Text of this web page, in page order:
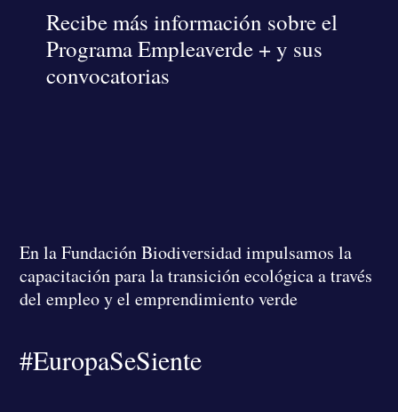
Recibe más información sobre el
Programa Empleaverde + y sus
convocatorias
En la Fundación Biodiversidadimpulsamos la
capacitación para la transición ecológica a través
del empleo y el emprendimiento verde
#EuropaSeSiente